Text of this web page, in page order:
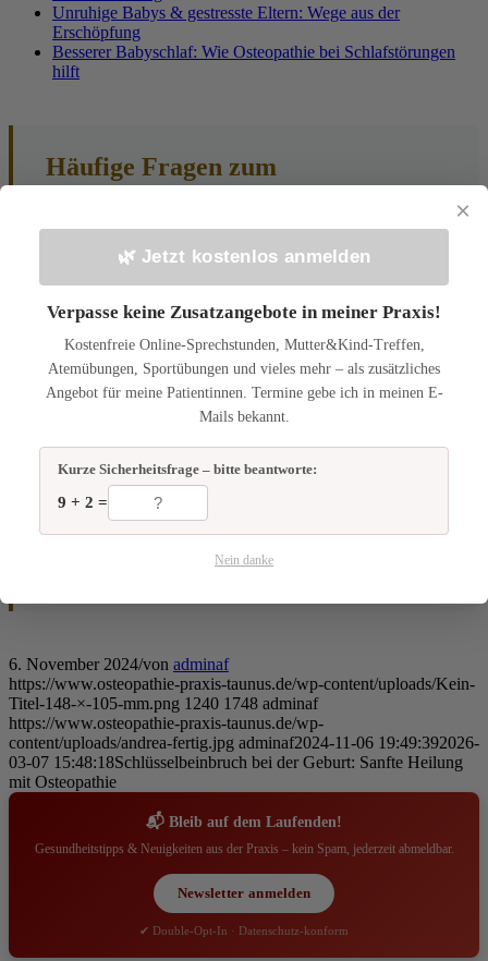
Unruhige Babys & gestresste Eltern: Wege aus der
Erschöpfung
Besserer Babyschlaf: Wie Osteopathie bei Schlafstörungen
hilft
Häufige Fragen zum
Wann nach einem Schlüsselbeinbruch sollten
wir zum Osteopathen?
Sobald der Kinderarzt grünes Licht gibt und die akute
Heilungsphase (ca. 1-2 Wochen) abgeschlossen ist, ist ein
guter Zeitpunkt für eine osteopathische Untersuchung. Je
früher die sekundären Spannungen gelöst werden, desto
besser.
Ist die Behandlung schmerzhaft für mein
Baby?
Nein. Die Behandlung ist extrem sanft und nicht
schmerzhaft. Ich arbeite mit minimalen Impulsen, um dem
Gewebe zu helfen, sich selbst zu reorganisieren und
6. November 2024/von adminaf
https://www.osteopathie-praxis-taunus.de/wp-content/uploads/Kein-
Titel-148-×-105-mm.png 1240 1748 adminaf
https://www.osteopathie-praxis-taunus.de/wp-
content/uploads/andrea-fertig.jpg adminaf2024-11-06 19:49:392026-
03-07 15:48:18Schlüsselbeinbruch bei der Geburt: Sanfte Heilung
mit Osteopathie
📬 Bleib auf dem Laufenden!
Gesundheitstipps & Neuigkeiten aus der Praxis – kein Spam, jederzeit abmeldbar.
Newsletter anmelden
✔ Double-Opt-In · Datenschutz-konform
×
🌿 Jetzt kostenlos anmelden
Verpasse keine Zusatzangebote in meiner Praxis!
Kostenfreie Online-Sprechstunden, Mutter&Kind-Treffen,
Atemübungen, Sportübungen und vieles mehr – als zusätzliches
Angebot für meine Patientinnen. Termine gebe ich in meinen E-
Mails bekannt.
Kurze Sicherheitsfrage – bitte beantworte:
9 + 2 =
Nein danke